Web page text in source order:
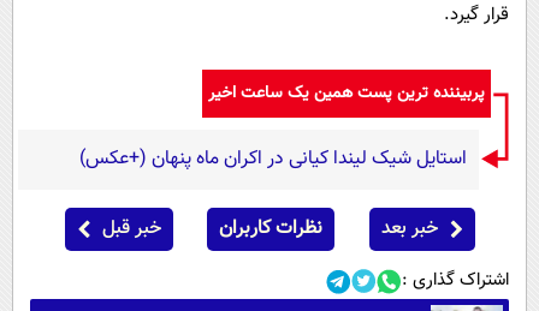
قرار گیرد.
پربیننده ترین پست همین یک ساعت اخیر
استایل شیک لیندا کیانی در اکران ماه پنهان (+عکس)
خبر بعد نظرات کاربران خبر قبل
اشتراک گذاری :